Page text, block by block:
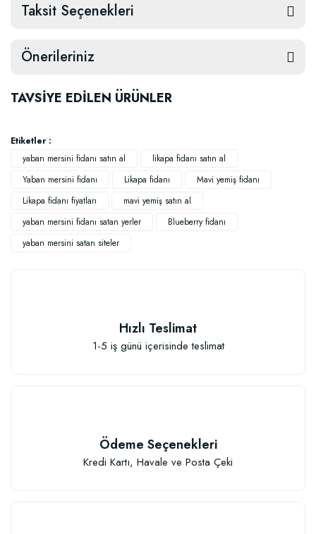
Taksit Seçenekleri
Önerileriniz
TAVSİYE EDİLEN ÜRÜNLER
Elastik Meyve Fidanı Bağlama İpi (10 Fidan İçin )
Sepete Ekle
Etiketler :
yaban mersini fidanı satın al
likapa fidanı satın al
Yaban mersini fidanı
Likapa fidanı
Mavi yemiş fidanı
Likapa fidanı fiyatları
mavi yemiş satın al
yaban mersini fidanı satan yerler
Blueberry fidanı
yaban mersini satan siteler
Hızlı Teslimat
1-5 iş günü içerisinde teslimat
Ödeme Seçenekleri
Kredi Kartı, Havale ve Posta Çeki